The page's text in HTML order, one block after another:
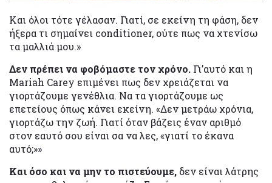
Και όλοι τότε γέλασαν. Γιατί, σε εκείνη τη φάση, δεν
ήξερα τι σημαίνει conditioner, ούτε πως να χτενίσω
τα μαλλιά μου.»
Δεν πρέπει να φοβόμαστε τον χρόνο. Γι’αυτό και η
Mariah Carey επιμένει πως δεν χρειάζεται να
γιορτάζουμε γενέθλια. Να τα γιορτάζουμε ως
επετείους όπως κάνει εκείνη. «Δεν μετράω χρόνια,
γιορτάζω την ζωή. Γιατί όταν βάζεις έναν αριθμό
στον εαυτό σου είναι σα να λες, «γιατί το έκανα
αυτό;»»
Και όσο και να μην το πιστεύουμε, δεν είναι λάτρης